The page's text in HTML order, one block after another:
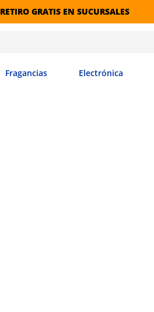
RETIRO GRATIS EN SUCURSALES
Fragancias Electrónica